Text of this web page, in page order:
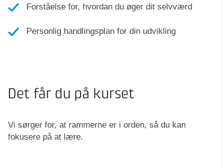
Forståelse for, hvordan du øger dit selvværd
Personlig handlingsplan for din udvikling
Det får du på kurset
Vi sørger for, at rammerne er i orden, så du kan
fokusere på at lære.